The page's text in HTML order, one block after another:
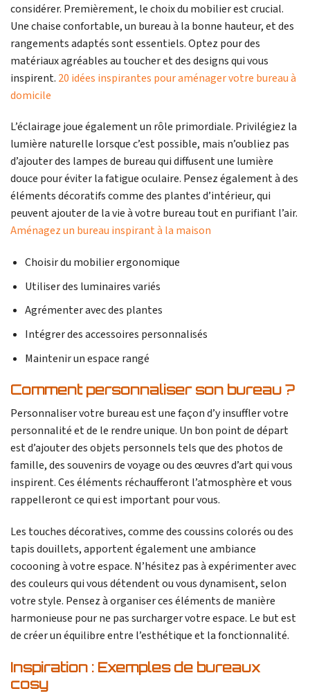
considérer. Premièrement, le choix du mobilier est crucial.
Une chaise confortable, un bureau à la bonne hauteur, et des
rangements adaptés sont essentiels. Optez pour des
matériaux agréables au toucher et des designs qui vous
inspirent. 20 idées inspirantes pour aménager votre bureau à
domicile
L’éclairage joue également un rôle primordiale. Privilégiez la
lumière naturelle lorsque c’est possible, mais n’oubliez pas
d’ajouter des lampes de bureau qui diffusent une lumière
douce pour éviter la fatigue oculaire. Pensez également à des
éléments décoratifs comme des plantes d’intérieur, qui
peuvent ajouter de la vie à votre bureau tout en purifiant l’air.
Aménagez un bureau inspirant à la maison
Choisir du mobilier ergonomique
Utiliser des luminaires variés
Agrémenter avec des plantes
Intégrer des accessoires personnalisés
Maintenir un espace rangé
Comment personnaliser son bureau ?
Personnaliser votre bureau est une façon d’y insuffler votre
personnalité et de le rendre unique. Un bon point de départ
est d’ajouter des objets personnels tels que des photos de
famille, des souvenirs de voyage ou des œuvres d’art qui vous
inspirent. Ces éléments réchaufferont l’atmosphère et vous
rappelleront ce qui est important pour vous.
Les touches décoratives, comme des coussins colorés ou des
tapis douillets, apportent également une ambiance
cocooning à votre espace. N’hésitez pas à expérimenter avec
des couleurs qui vous détendent ou vous dynamisent, selon
votre style. Pensez à organiser ces éléments de manière
harmonieuse pour ne pas surcharger votre espace. Le but est
de créer un équilibre entre l’esthétique et la fonctionnalité.
Inspiration : Exemples de bureaux
cosy